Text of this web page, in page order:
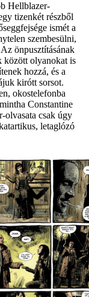
Hellblazer-
tizenkét részből
ismét a
szembesülni,
önpusztításának
között olyanokat is
hozzá, és a
kirótt sorsot.
okostelefonba
Constantine
olvasata csak úgy
letaglózó